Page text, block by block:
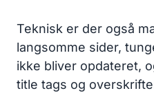
Teknisk er der også
langsomme sider,
ikke bliver opdateret,
title tags og